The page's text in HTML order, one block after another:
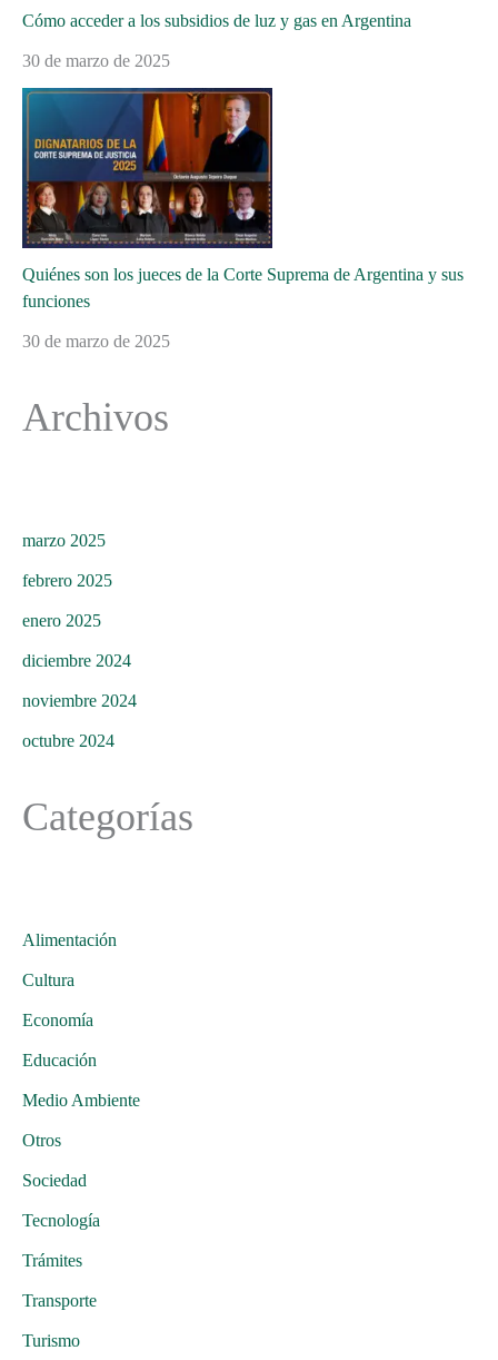
Cómo acceder a los subsidios de luz y gas en Argentina
30 de marzo de 2025
Quiénes son los jueces de la Corte Suprema de Argentina y sus
funciones
30 de marzo de 2025
Archivos
marzo 2025
febrero 2025
enero 2025
diciembre 2024
noviembre 2024
octubre 2024
Categorías
Alimentación
Cultura
Economía
Educación
Medio Ambiente
Otros
Sociedad
Tecnología
Trámites
Transporte
Turismo